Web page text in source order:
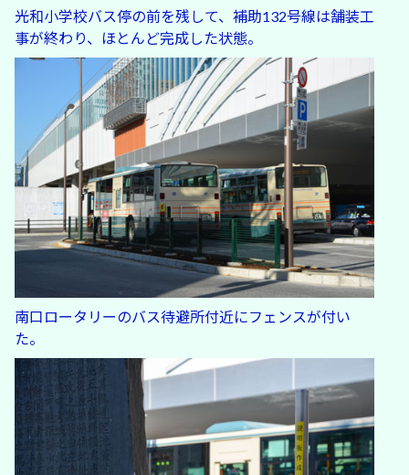
光和小学校バス停の前を残して、補助132号線は舗装工
事が終わり、ほとんど完成した状態。
南口ロータリーのバス待避所付近にフェンスが付い
た。